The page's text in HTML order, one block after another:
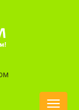
Toggle